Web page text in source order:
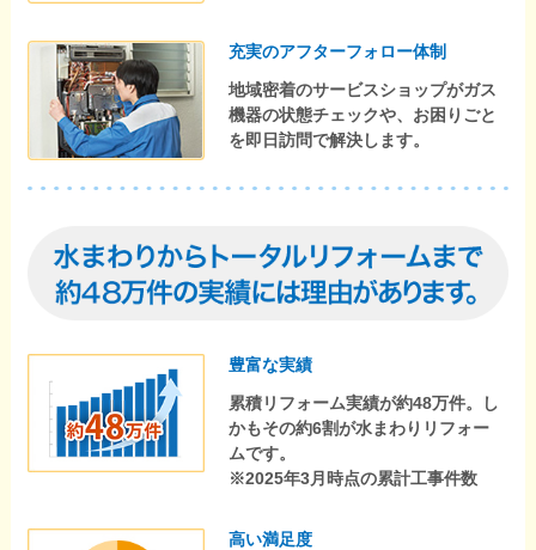
充実のアフターフォロー体制
地域密着のサービスショップがガス
機器の状態チェックや、お困りごと
を即日訪問で解決します。
豊富な実績
累積リフォーム実績が約48万件。し
かもその約6割が水まわりリフォー
ムです。
※2025年3月時点の累計工事件数
高い満足度